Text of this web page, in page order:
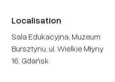
Localisation
Sala Edukacyjna, Muzeum
Bursztynu, ul. Wielkie Młyny
16, Gdańsk